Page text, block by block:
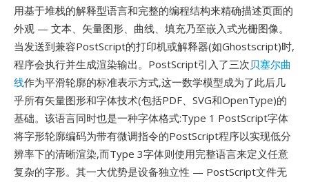
用基于堆栈的解释型语言和完整的编程结构来精确描述页面的
外观 — 文本、矢量图形、曲线、填充乃至嵌入式光栅图像。
当发送到兼容PostScript的打印机或解释器(如Ghostscript)时,
程序会执行并生成渲染输出。PostScript引入了三次贝塞尔曲
线作为平滑轮廓的标准表示方式,这一数学模型成为了此后几
乎所有矢量图形和字体技术(包括PDF、SVG和OpenType)的
基础。该语言同时也是一种字体格式:Type 1 PostScript字体
将字形轮廓编码为带有微调指令的PostScript程序以实现低分
辨率下的清晰渲染,而Type 3字体则使用完整语言来定义任意
复杂的字形。其一大优势是设备独立性 — PostScript文件无